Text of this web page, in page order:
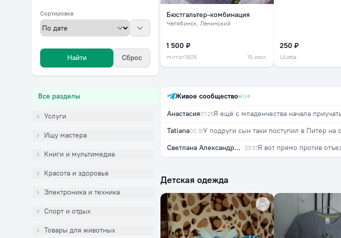
Сортировка
Найти Сброс
Все разделы
Услуги
Ищу мастера
Книги и мультимедиа
Красота и здоровье
Электроника и техника
Спорт и отдых
Товары для животных
Бюстгальтер-комбинация
Челябинск , Ленинский
1 500 ₽
mirror1605 15 июл.
250 ₽
Ulyeta
Живое сообщество live
Анастасия07:25
Tatiana00:31
Светлана Александровна
23:57
Детская одежда